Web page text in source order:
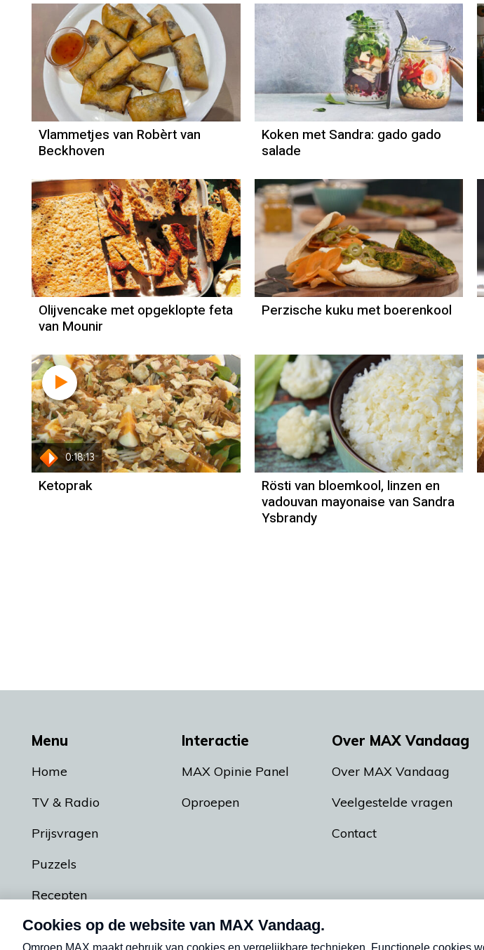
Vlammetjes van Robèrt van
Beckhoven
Koken met Sandra: gado gado
salade
Recept
Mounir Toub
Olijvencake met opgeklopte feta
van Mounir
Recept
Sandra Ysbrandy
Perzische kuku met boerenkool
0:18:13
Recept
Francis Kuijk
Ketoprak
Recept
Sandra Ysbrandy
Rösti van bloemkool, linzen en
vadouvan mayonaise van Sandra
Ysbrandy
Menu
Home
TV & Radio
Prijsvragen
Puzzels
Recepten
Podcasts
Interactie
MAX Opinie Panel
Oproepen
Over MAX Vandaag
Over MAX Vandaag
Veelgestelde vragen
Contact